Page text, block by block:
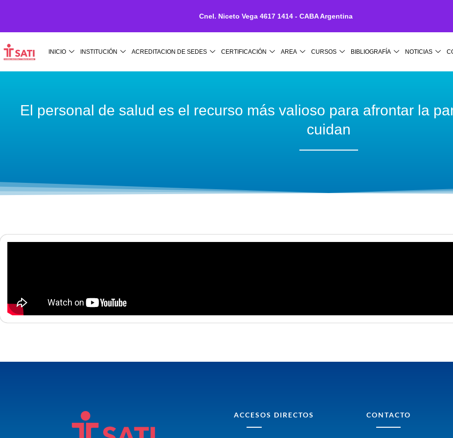
al
contenido
INICIO INSTITUCIÓN ACREDITACION DE SEDES CERTIFICACIÓN AREA CURSOS BIBLIOGRAFÍA NOTICIAS
El personal de salud es el recurso más valioso para afrontar la
cuidan
ACCESOS DIRECTOS CONTACTO
Cnel. Niceto Vega 4617 1414 - CABA Argentina